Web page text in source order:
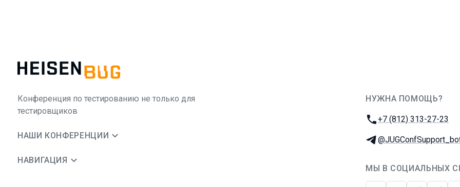
Конференция по тестированию не только для
тестировщиков
НАШИ КОНФЕРЕНЦИИ
НАВИГАЦИЯ
НУЖНА ПОМОЩЬ?
Телефон:
+7 (812) 313-27-23
Телеграм:
МЫ В СОЦИАЛЬНЫХ